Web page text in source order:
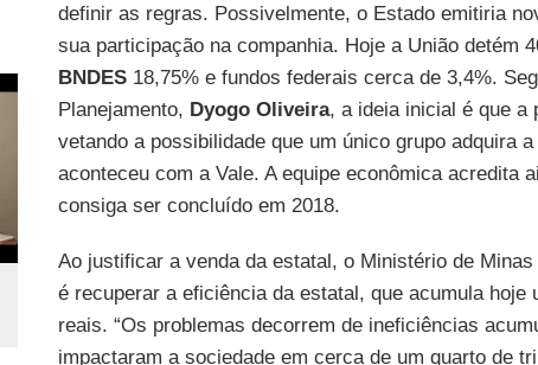
definir as regras. Possivelmente, o Estado emitiria
sua participação na companhia. Hoje a União detém
BNDES18,75% e fundos federais cerca de 3,4%.
Planejamento, Dyogo Oliveira, a ideia inicial é que a
vetando a possibilidade que um único grupo adquira
aconteceu com a Vale. A equipe econômica acredita
consiga ser concluído em 2018.
Ao justificar a venda da estatal, o Ministério de
é recuperar a eficiência da estatal, que acumula hoje
reais. “Os problemas decorrem de ineficiências
impactaram a sociedade em cerca de um quarto de